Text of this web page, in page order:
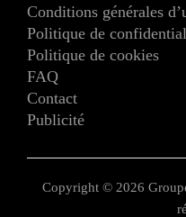
Conditions générales
Politique de
Politique de cookies
FAQ
Contact
Publicité
Copyright © 2026